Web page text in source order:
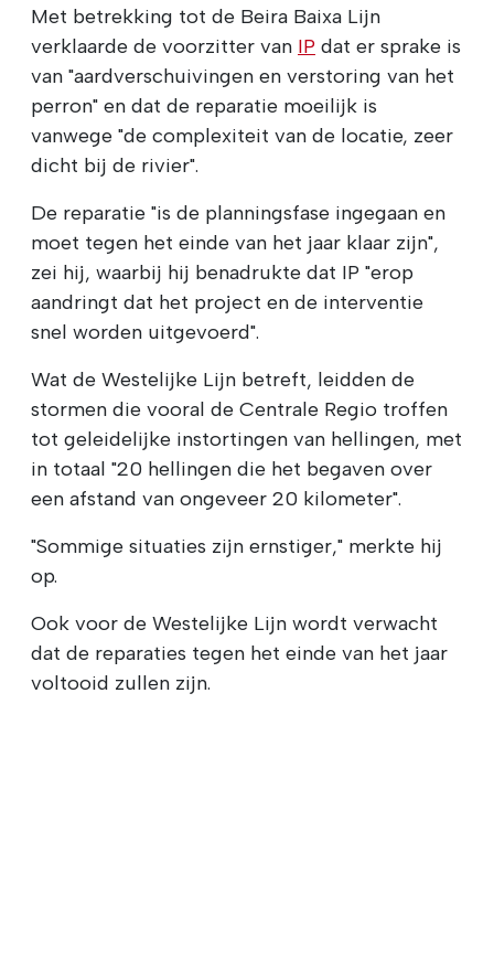
Met betrekking tot de Beira Baixa Lijn
verklaarde de voorzitter van IP dat er sprake is
van "aardverschuivingen en verstoring van het
perron" en dat de reparatie moeilijk is
vanwege "de complexiteit van de locatie, zeer
dicht bij de rivier".
De reparatie "is de planningsfase ingegaan en
moet tegen het einde van het jaar klaar zijn",
zei hij, waarbij hij benadrukte dat IP "erop
aandringt dat het project en de interventie
snel worden uitgevoerd".
Wat de Westelijke Lijn betreft, leidden de
stormen die vooral de Centrale Regio troffen
tot geleidelijke instortingen van hellingen, met
in totaal "20 hellingen die het begaven over
een afstand van ongeveer 20 kilometer".
"Sommige situaties zijn ernstiger," merkte hij
op.
Ook voor de Westelijke Lijn wordt verwacht
dat de reparaties tegen het einde van het jaar
voltooid zullen zijn.